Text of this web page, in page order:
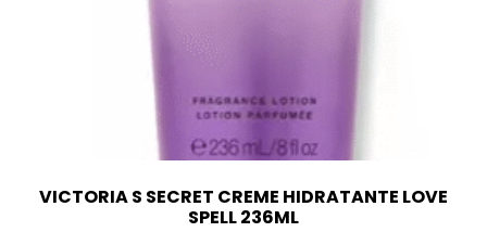
VICTORIA S SECRET CREME HIDRATANTE LOVE
SPELL 236ML